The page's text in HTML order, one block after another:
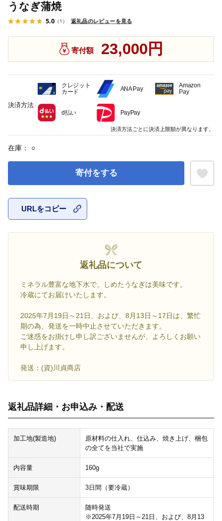
うなぎ蒲焼
5.0 （1） 返礼品のレビューを見る
寄付額 23,000円
在庫： ○
寄付をする
URLをコピー
返礼品について
ミネラル豊富な地下水で、しめたうなぎは美味です。
冷蔵にてお届けいたします。
2025年7月19日～21日、および、8月13日～17日は、繁忙
期の為、発送を一時中止させていただきます。
ご迷惑をお掛けし申し訳ございませんが、よろしくお願い
申し上げます。
発送：(資)川貞商店
返礼品詳細・お申込み・配送
加工地(製造地)
原材料の仕入れ、仕込み、焼き上げ、梱包
の全てを当社で実施
内容量 160g
賞味期限 3日間（要冷蔵）
配送時期
随時発送
※2025年7月19日～21日、および、8月13
決済方法
クレジット
カード
ANA Pay
Amazon
Pay
d払い PayPay
決済方法ごとに決済上限額が異なります。